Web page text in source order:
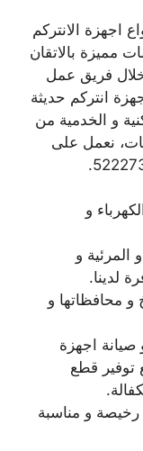
اجهزة الانتركم
مميزة بالاتقان
فريق عمل
انتركم حديثة
و الخدمية من
نعمل على
و
المرئية و
لدينا.
محافظاتها و
اجهزة
توفير قطع
رخيصة و مناسبة